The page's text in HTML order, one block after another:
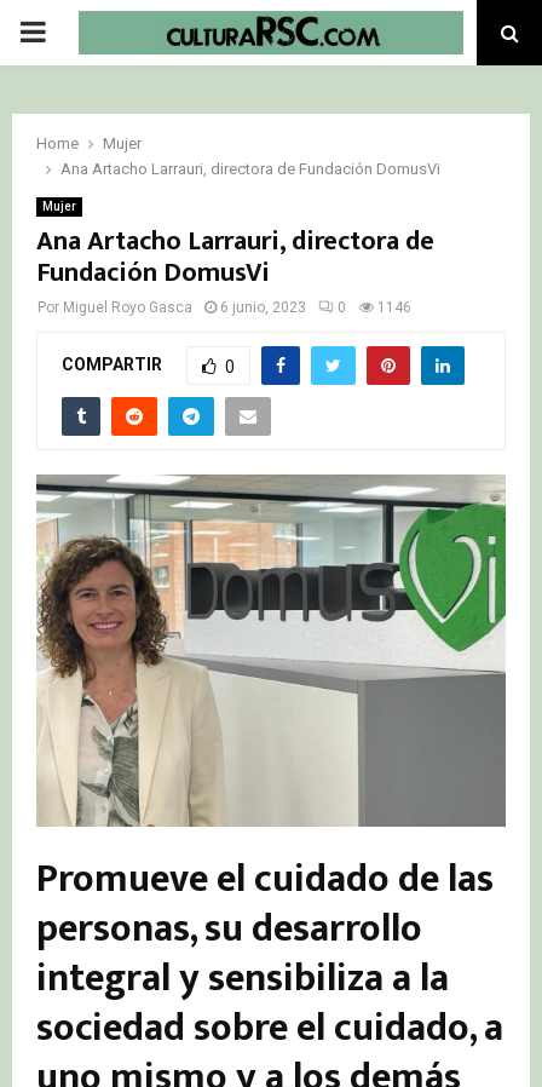
PRIMARY
Home
Mujer
Ana Artacho Larrauri, directora de Fundación DomusVi
Mujer
Ana Artacho Larrauri, directora de
Fundación DomusVi
Por Miguel Royo Gasca 6 junio, 2023 0 1146
COMPARTIR 0
Promueve el cuidado de las
personas, su desarrollo
integral y sensibiliza a la
sociedad sobre el cuidado, a